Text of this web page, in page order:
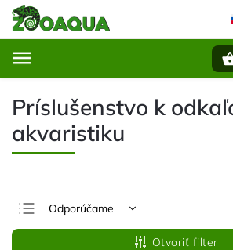
Príslušenstvo k
akvaristiku
Odporúčame
Najlacnejšie
Otvoriť filter